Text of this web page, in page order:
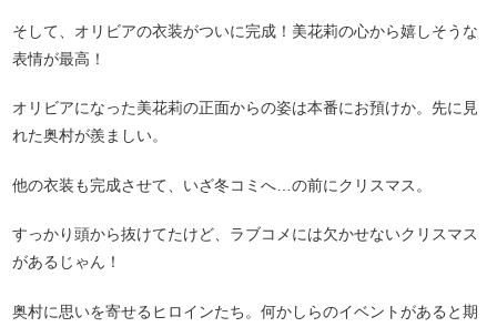
そして、オリビアの衣装がついに完成！美花莉の心から嬉しそうな
表情が最高！
オリビアになった美花莉の正面からの姿は本番にお預けか。先に見
れた奥村が羨ましい。
他の衣装も完成させて、いざ冬コミへ…の前にクリスマス。
すっかり頭から抜けてたけど、ラブコメには欠かせないクリスマス
があるじゃん！
奥村に思いを寄せるヒロインたち。何かしらのイベントがあると期